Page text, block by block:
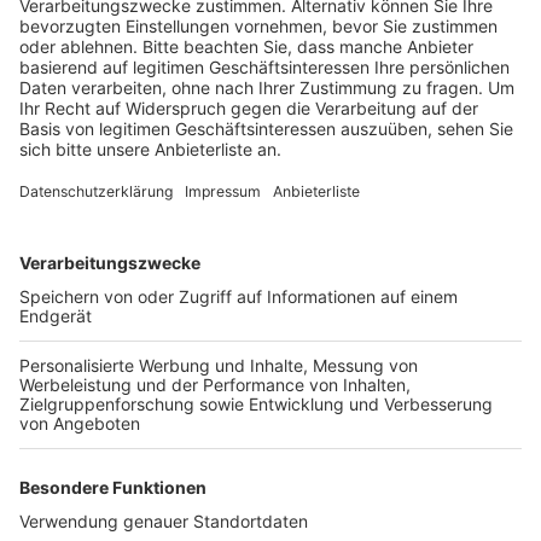
Veröffentlicht:Dienstag, 09.08.2022 13:21
Anzeige
Bildungszentrum der VHS in der Bonner Straße
Mitstreiter zu finden, informieren die Partner am
Mittwochabend über ihr Projekt. Gefragt sind
beispielsweise Menschen, die Kleidung, elektrische
Geräte oder Spielzeug reparieren und andere anleiten
können. Das Info-Treffen findet am Mittwoch um
19.30 Uhr im Pfarrsaal St. Andreas in der Eichholzer
Straße statt.
Anzeige